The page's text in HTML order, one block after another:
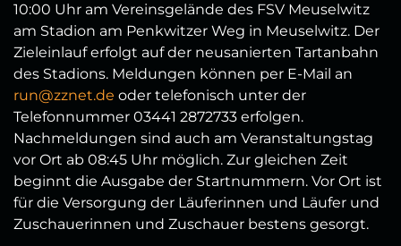
10:00 Uhr am Vereinsgelände des FSV Meuselwitz
am Stadion am Penkwitzer Weg in Meuselwitz. Der
Zieleinlauf erfolgt auf der neusanierten Tartanbahn
des Stadions. Meldungen können per E-Mail an
run@zznet.de oder telefonisch unter der
Telefonnummer 03441 2872733 erfolgen.
Nachmeldungen sind auch am Veranstaltungstag
vor Ort ab 08:45 Uhr möglich. Zur gleichen Zeit
beginnt die Ausgabe der Startnummern. Vor Ort ist
für die Versorgung der Läuferinnen und Läufer und
Zuschauerinnen und Zuschauer bestens gesorgt.